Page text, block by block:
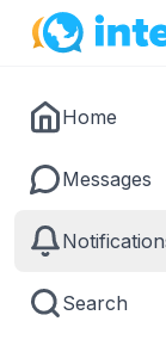
Home
Messages
Search